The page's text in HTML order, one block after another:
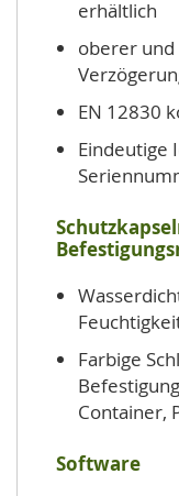
erhältlich
oberer
EN 12830
Eindeutige
Farbige
Container,
Software